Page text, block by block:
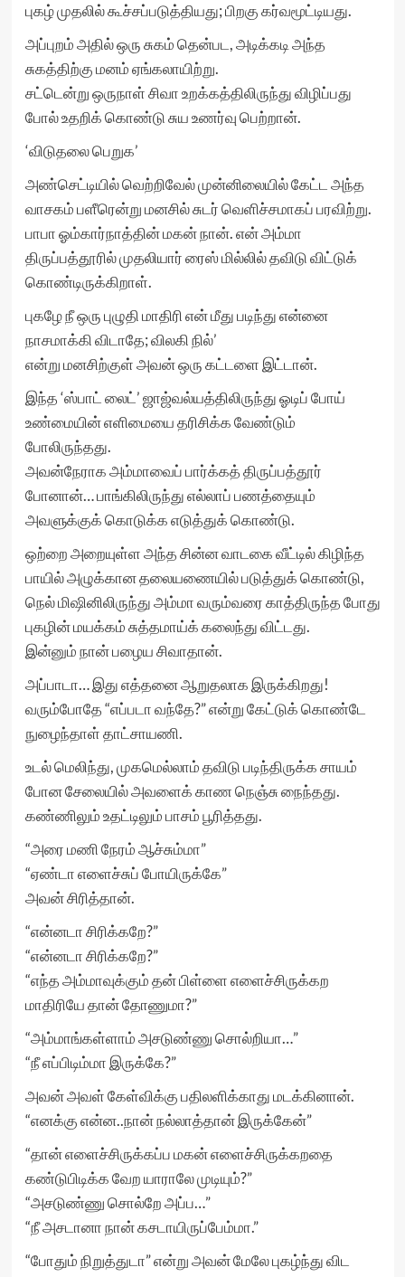
புகழ் முதலில் கூச்சப்படுத்தியது; பிறகு கர்வமூட்டியது.
அப்புறம் அதில் ஒரு சுகம் தென்பட, அடிக்கடி அந்த
சுகத்திற்கு மனம் ஏங்கலாயிற்று.
சட்டென்று ஒருநாள் சிவா உறக்கத்திலிருந்து விழிப்பது
போல் உதறிக் கொண்டு சுய உணர்வு பெற்றான்.
‘விடுதலை பெறுக’
அண்செட்டியில் வெற்றிவேல் முன்னிலையில் கேட்ட அந்த
வாசகம் பளீரென்று மனசில் சுடர் வெளிச்சமாகப் பரவிற்று.
பாபா ஓம்கார்நாத்தின் மகன் நான். என் அம்மா
திருப்பத்தூரில் முதலியார் ரைஸ் மில்லில் தவிடு விட்டுக்
கொண்டிருக்கிறாள்.
புகழே நீ ஒரு புழுதி மாதிரி என் மீது படிந்து என்னை
நாசமாக்கி விடாதே; விலகி நில்’
என்று மனசிற்குள் அவன் ஒரு கட்டளை இட்டான்.
இந்த ‘ஸ்பாட் லைட்’ ஜாஜ்வல்யத்திலிருந்து ஓடிப் போய்
உண்மையின் எளிமையை தரிசிக்க வேண்டும்
போலிருந்தது.
அவன்நேராக அம்மாவைப் பார்க்கத் திருப்பத்தூர்
போனான்… பாங்கிலிருந்து எல்லாப் பணத்தையும்
அவளுக்குக் கொடுக்க எடுத்துக் கொண்டு.
ஒற்றை அறையுள்ள அந்த சின்ன வாடகை வீட்டில் கிழிந்த
பாயில் அழுக்கான தலையணையில் படுத்துக் கொண்டு,
நெல் மிஷினிலிருந்து அம்மா வரும்வரை காத்திருந்த போது
புகழின் மயக்கம் சுத்தமாய்க் கலைந்து விட்டது.
இன்னும் நான் பழைய சிவாதான்.
அப்பாடா… இது எத்தனை ஆறுதலாக இருக்கிறது!
வரும்போதே “எப்படா வந்தே?” என்று கேட்டுக் கொண்டே
நுழைந்தாள் தாட்சாயணி.
உடல் மெலிந்து, முகமெல்லாம் தவிடு படிந்திருக்க சாயம்
போன சேலையில் அவளைக் காண நெஞ்சு நைந்தது.
கண்ணிலும் உதட்டிலும் பாசம் பூரித்தது.
“அரை மணி நேரம் ஆச்சும்மா”
“ஏண்டா எளைச்சுப் போயிருக்கே”
அவன் சிரித்தான்.
“என்னடா சிரிக்கறே?”
“என்னடா சிரிக்கறே?”
“எந்த அம்மாவுக்கும் தன் பிள்ளை எளைச்சிருக்கற
மாதிரியே தான் தோணுமா?”
“அம்மாங்கள்ளாம் அசடுண்ணு சொல்றியா…”
“நீ எப்பிடிம்மா இருக்கே?”
அவன் அவள் கேள்விக்கு பதிலளிக்காது மடக்கினான்.
“எனக்கு என்ன..நான் நல்லாத்தான் இருக்கேன்”
“தான் எளைச்சிருக்கப்ப மகன் எளைச்சிருக்கறதை
கண்டுபிடிக்க வேற யாராலே முடியும்?”
“அசடுண்ணு சொல்றே அப்ப…”
“நீ அசடானா நான் கசடாயிருப்பேம்மா.”
“போதும் நிறுத்துடா” என்று அவன் மேலே புகழ்ந்து விட